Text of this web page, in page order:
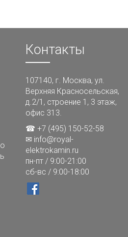
Контакты
107140, г. Москва, ул.
Верхняя Красносельская,
д.2/1, строение 1, 3 этаж,
офис 313.
☎ +7 (495) 150-52-58
✉ info@royal-
elektrokamin.ru
пн-пт / 9:00-21:00
сб-вс / 9:00-18:00